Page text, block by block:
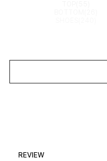
REVIEW